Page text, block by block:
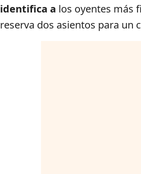
identifica a los oyentes más
reserva dos asientos para un